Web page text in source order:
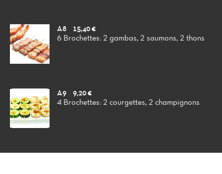
A8
15,40 €
6 Brochettes: 2 gambas, 2 saumons, 2 thons
A9
9,20 €
4 Brochettes: 2 courgettes, 2 champignons